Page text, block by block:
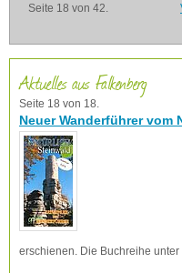
Seite 18 von 42.
Aktuelles aus Falkenberg
Seite 18 von 18.
Neuer Wanderführer vom
erschienen. Die Buchreihe unter